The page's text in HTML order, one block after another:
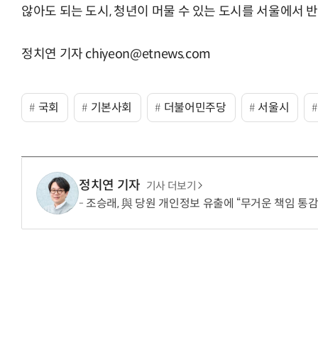
않아도 되는 도시, 청년이 머물 수 있는 도시를 서울에서
정치연 기자 chiyeon@etnews.com
국회 기본사회 더불어민주당 서울시
정치연 기자 기사 더보기
조승래, 與 당원 개인정보 유출에 “무거운 책임 통“계속 쫓아왔다”…도망치